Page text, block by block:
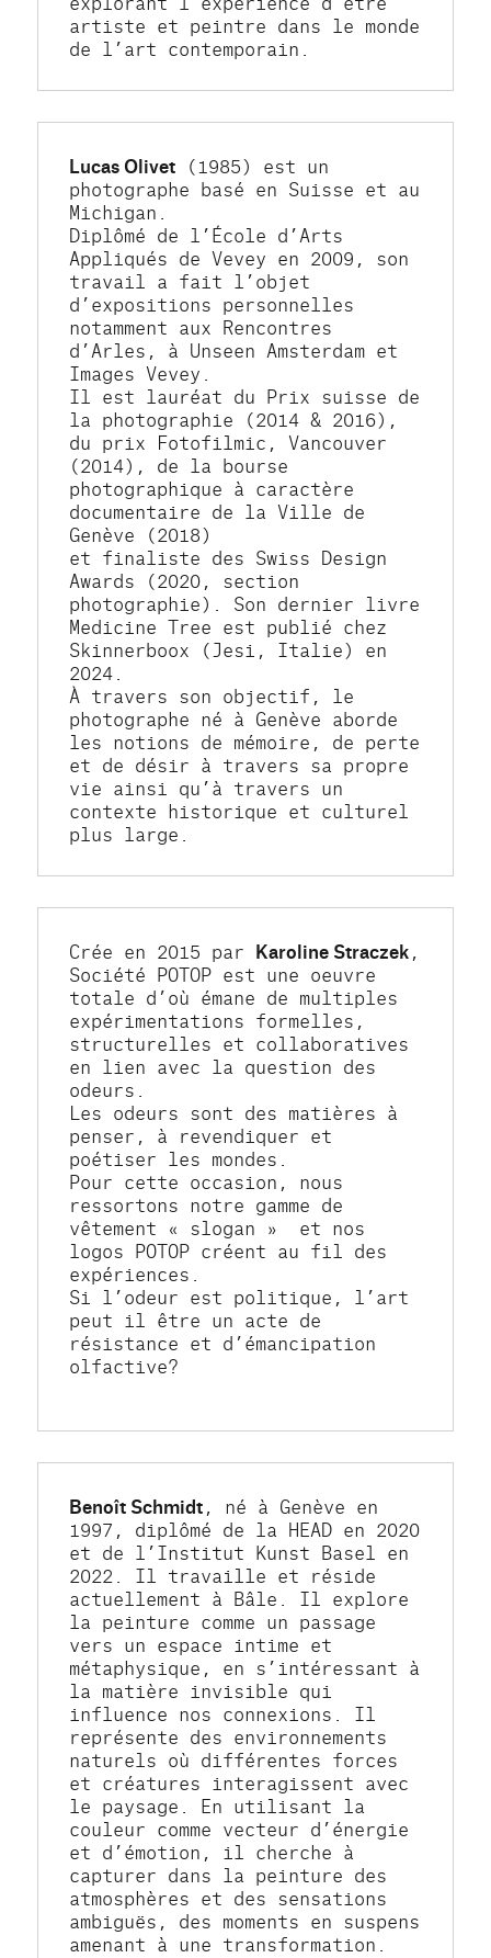
artiste et peintre dans le monde
de l’art contemporain.
Lucas Olivet (1985) est un
photographe basé en Suisse et au
Michigan.
Diplômé de l’École d’Arts
Appliqués de Vevey en 2009, son
travail a fait l’objet
d’expositions personnelles
notamment aux Rencontres
d’Arles, à Unseen Amsterdam et
Images Vevey.
Il est lauréat du Prix suisse de
la photographie (2014 & 2016),
du prix Fotofilmic, Vancouver
(2014), de la bourse
photographique à caractère
documentaire de la Ville de
Genève (2018)
et finaliste des Swiss Design
Awards (2020, section
photographie). Son dernier livre
Medicine Tree est publié chez
Skinnerboox (Jesi, Italie) en
2024.
À travers son objectif, le
photographe né à Genève aborde
les notions de mémoire, de perte
et de désir à travers sa propre
vie ainsi qu’à travers un
contexte historique et culturel
plus large.
Crée en 2015 par Karoline Straczek,
Société POTOP est une oeuvre
totale d’où émane de multiples
expérimentations formelles,
structurelles et collaboratives
en lien avec la question des
odeurs.
Les odeurs sont des matières à
penser, à revendiquer et
poétiser les mondes.
Pour cette occasion, nous
ressortons notre gamme de
vêtement « slogan »  et nos
logos POTOP créent au fil des
expériences.
Si l’odeur est politique, l’art
peut il être un acte de
résistance et d’émancipation
olfactive?
Benoît Schmidt, né à Genève en
1997, diplômé de la HEAD en 2020
et de l’Institut Kunst Basel en
2022. Il travaille et réside
actuellement à Bâle. Il explore
la peinture comme un passage
vers un espace intime et
métaphysique, en s’intéressant à
la matière invisible qui
influence nos connexions. Il
représente des environnements
naturels où différentes forces
et créatures interagissent avec
le paysage. En utilisant la
couleur comme vecteur d’énergie
et d’émotion, il cherche à
capturer dans la peinture des
atmosphères et des sensations
ambiguës, des moments en suspens
amenant à une transformation.